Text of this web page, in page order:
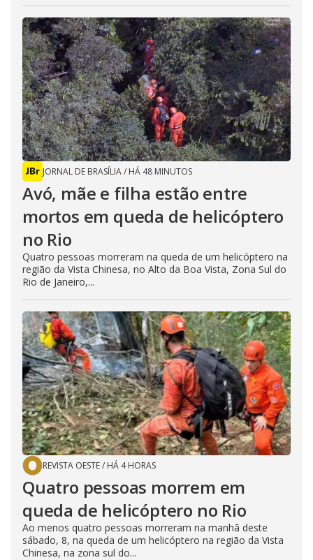
JORNAL DE BRASÍLIA/ HÁ 48 MINUTOS
Avó, mãe e filha estão entre
mortos em queda de helicóptero
no Rio
Quatro pessoas morreram na queda de um helicóptero na
região da Vista Chinesa, no Alto da Boa Vista, Zona Sul do
Rio de Janeiro,...
REVISTA OESTE/ HÁ 4 HORAS
Quatro pessoas morrem em
queda de helicóptero no Rio
Ao menos quatro pessoas morreram na manhã deste
sábado, 8, na queda de um helicóptero na região da Vista
Chinesa, na zona sul do...